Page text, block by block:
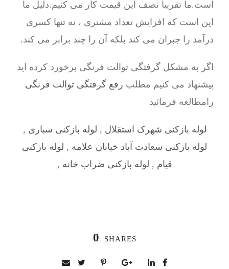
است.ما تقریبا نصف این قیمت کار می کنیم.دلیل ما
این است که افزایش تعداد مشتری ، نه تنها کسری
درآمد را جبران می کند بلکه آن را چند برابر می کند.
اگر به مشکل گرفتگی توالت فرنگی برخورد کرده اید
پیشنهاد می کنیم مطلب رفع گرفتگی توالت فرنگی
رامطالعه فرمائید
لوله بازکنی شهرک استقلال , لوله بازکنی سباری ,
لوله بازکنی سعادت آباد خیابان علامه , لوله بازکنی
قیام , لوله بازکنی ضراب خانه ,
0 SHARES